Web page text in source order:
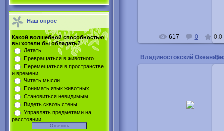
Наш опрос
Какой волшебной способностью
вы хотели бы обладать?
Летать
Превращаться в животного
Перемещаться в пространстве
и времени
Читать мысли
Понимать язык животных
Становиться невидимым
Видеть сквозь стены
Управлять предметами на
расстоянии
617 0 0.0
Владивостокский
Чульмякова Лена,
Настя